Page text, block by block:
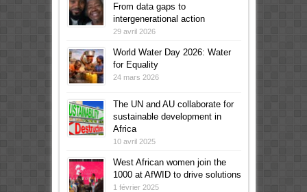
From data gaps to
intergenerational action
29 avril 2026
World Water Day 2026: Water
for Equality
24 mars 2026
The UN and AU collaborate for
sustainable development in
Africa
10 avril 2025
West African women join the
1000 at AfWID to drive solutions
1 février 2025